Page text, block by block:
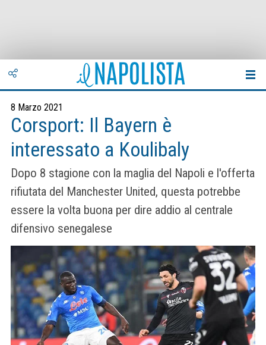
8 Marzo 2021
Corsport: Il Bayern è
interessato a Koulibaly
Dopo 8 stagione con la maglia del Napoli e l'offerta
rifiutata del Manchester United, questa potrebbe
essere la volta buona per dire addio al centrale
difensivo senegalese